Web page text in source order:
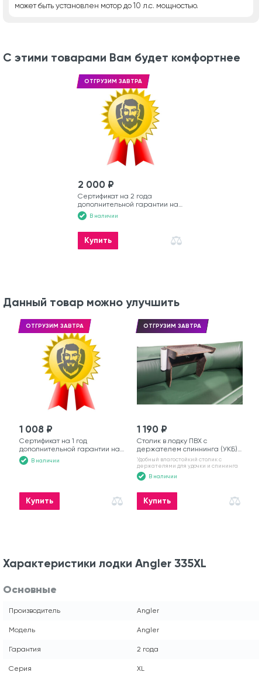
может быть установлен мотор до 10 л.с. мощностью.
С этими товарами Вам будет комфортнее
ОТГРУЗИМ ЗАВТРА
2 000 ₽
Сертификат на 2 года
дополнительной гарантии на
лодкуВ наличии
Купить
Данный товар можно улучшить
ОТГРУЗИМ ЗАВТРА
1 008 ₽
Сертификат на 1 год
дополнительной гарантии на
моторную лодку
В наличии
Купить
ОТГРУЗИМ ЗАВТРА
1 190 ₽
Столик в лодку ПВХ с
держателем спиннинга (УКБ)
№6
Удобный влагостойкий столик с
держателями для удочки и спининга
В наличии
Купить
Характеристики лодки Angler 335XL
Основные
Производитель Angler
Модель Angler
Гарантия 2 года
Серия XL